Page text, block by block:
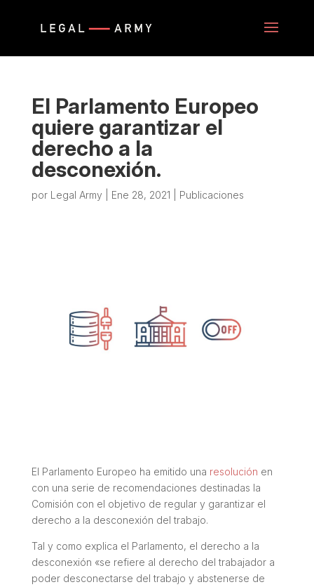
El Parlamento Europeo
quiere garantizar el
derecho a la
desconexión.
por Legal Army Ene 28, 2021 Publicaciones
El Parlamento Europeo ha emitido una resolución en
con una serie de recomendaciones destinadas la
Comisión con el objetivo de regular y garantizar el
derecho a la desconexión del trabajo.
Tal y como explica el Parlamento, el derecho a la
desconexión «se refiere al derecho del trabajador a
poder desconectarse del trabajo y abstenerse de